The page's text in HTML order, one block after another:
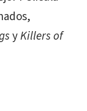
yKillers of